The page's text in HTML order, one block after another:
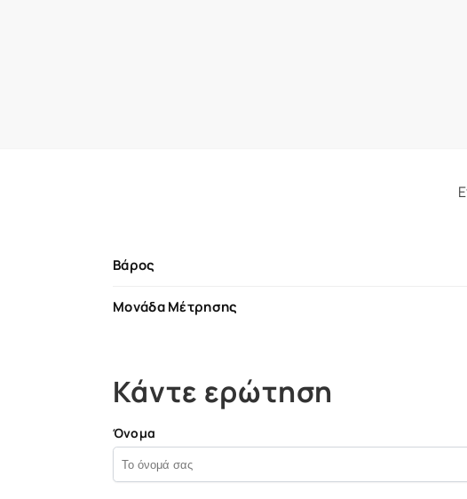
Βάρος
Μονάδα Μέτρησης
Κάντε ερώτηση
Όνομα